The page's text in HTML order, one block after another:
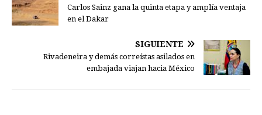
Carlos Sainz gana la quinta etapa y amplía ventaja
en el Dakar
SIGUIENTE
Rivadeneira y demás correístas asilados en
embajada viajan hacia México